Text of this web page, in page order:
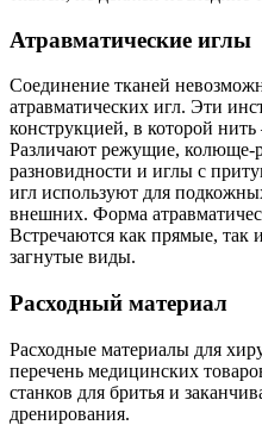
Атравматические иглы
Соединение тканей
атравматических игл. Эти
конструкцией, в которой
Различают режущие,
разновидности и иглы с
игл используют для
внешних. Форма
Встречаются как прямые, так
загнутые виды.
Расходный материал
Расходные материалы для
перечень медицинских
станков для бритья и
дренирования.